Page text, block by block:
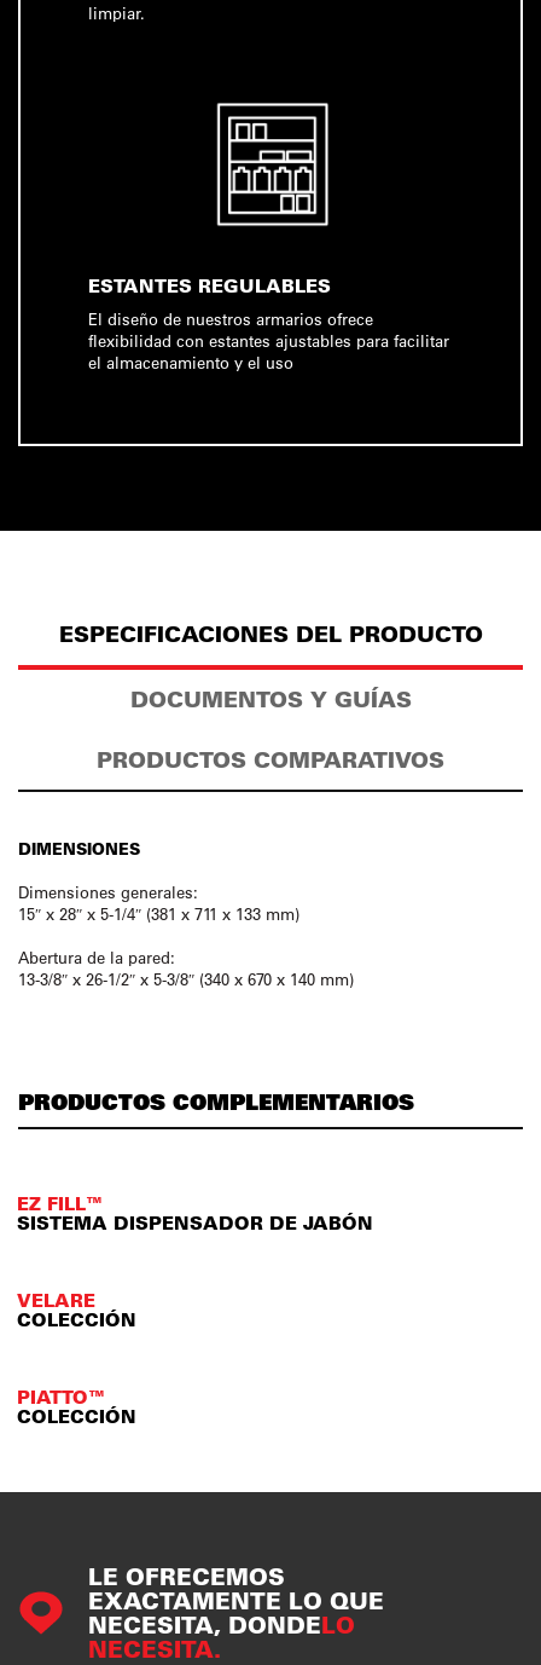
limpiar.
ESTANTES REGULABLES
El diseño de nuestros armarios ofrece
flexibilidad con estantes ajustables para facilitar
el almacenamiento y el uso
ESPECIFICACIONES DEL PRODUCTO
DOCUMENTOS Y GUÍAS
PRODUCTOS COMPARATIVOS
DIMENSIONES
Dimensiones generales:
15″ x 28″ x 5-1/4″ (381 x 711 x 133 mm)
Abertura de la pared:
13-3/8″ x 26-1/2″ x 5-3/8″ (340 x 670 x 140 mm)
PRODUCTOS COMPLEMENTARIOS
EZ FILL™
SISTEMA DISPENSADOR DE JABÓN
VELARE
COLECCIÓN
PIATTO™
COLECCIÓN
LE OFRECEMOS
EXACTAMENTE LO QUE
NECESITA, DONDELO
NECESITA.